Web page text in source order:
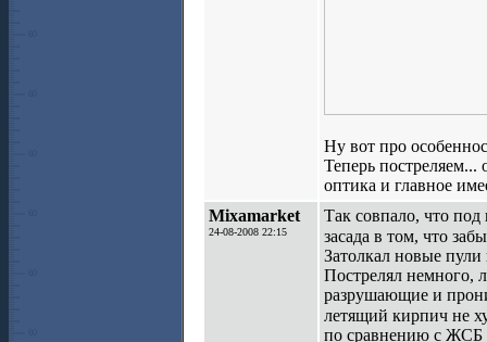
Ну вот про
Теперь постреляем...
оптика и главное
Mixamarket
24-08-2008 22:15
Так совпало, что
засада в том, что
Затолкал новые пули
Пострелял немного,
разрушающие и
летящий кирпич не
по сравнению с ЖСБ